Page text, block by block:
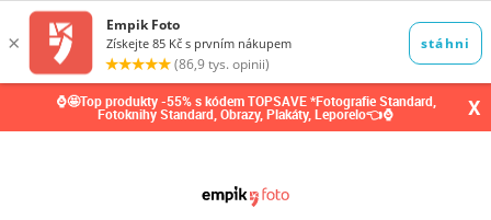
⌚🤩Top produkty -55% s kódem TOPSAVE *Fotografie Standard,
Fotoknihy Standard, Obrazy, Plakáty, Leporelo👈⌚ X